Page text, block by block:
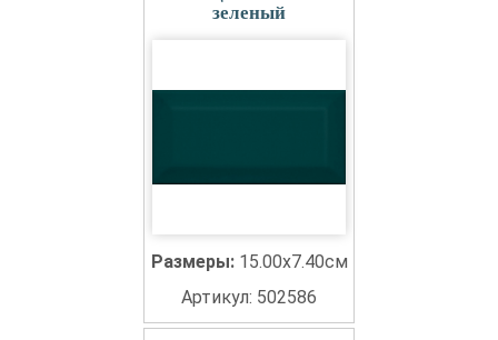
зеленый
Размеры: 15.00x7.40см
Артикул: 502586